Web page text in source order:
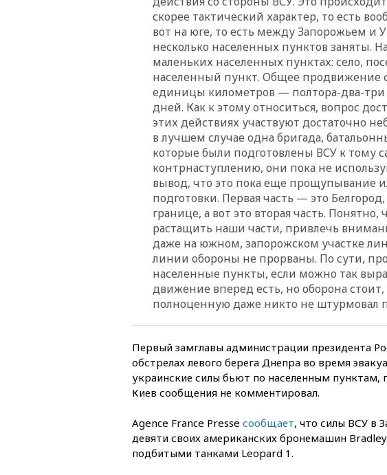
скорее тактический характер, то есть
вот на юге, то есть между Запорожьем и
несколько населенных пунктов заняты.
маленьких населенных пунктах: село,
населенный пункт. Общее продвижение
единицы километров — полтора-два-три
дней. Как к этому относиться, вопрос
этих действиях участвуют достаточно
в лучшем случае одна бригада,
которые были подготовлены ВСУ к
контрнаступлению, они пока не
вывод, что это пока еще прощупывание
подготовки. Первая часть — это
границе, а вот это вторая часть.
растащить наши части, привлечь
даже на южном, запорожском участке
линии обороны не прорваны. По сути,
населенные пункты, если можно так
движение вперед есть, но оборона
полноценную даже никто не штурмовал
Первый замглавы администрации президента
обстрелах левого берега Днепра во время
украинские силы бьют по населенным пунктам,
Киев сообщения не комментировал.
Agence France Presse сообщает, что силы ВСУ в
девяти своих американских бронемашин
подбитыми танками Leopard 1.